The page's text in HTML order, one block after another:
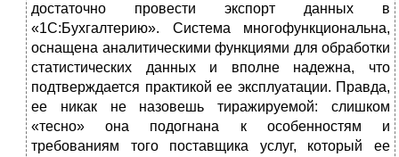
достаточно провести экспорт данных в
«1С:Бухгалтерию». Система многофункциональна,
оснащена аналитическими функциями для обработки
статистических данных и вполне надежна, что
подтверждается практикой ее эксплуатации. Правда,
ее никак не назовешь тиражируемой: слишком
«тесно» она подогнана к особенностям и
требованиям того поставщика услуг, который ее